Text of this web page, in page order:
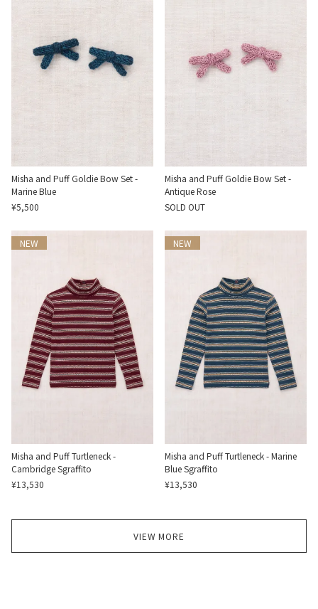
Misha and Puff Goldie Bow Set -
Marine Blue
¥5,500
Misha and Puff Goldie Bow Set -
Antique Rose
SOLD OUT
NEW
Misha and Puff Turtleneck -
Cambridge Sgraffito
¥13,530
NEW
Misha and Puff Turtleneck - Marine
Blue Sgraffito
¥13,530
VIEW MORE